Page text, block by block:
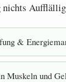
&
Muskeln und